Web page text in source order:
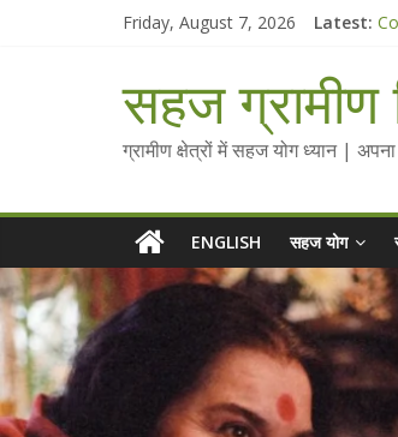
Friday, August 7, 2026 Latest:
सहज ग्रामीण
ग्रामीण क्षेत्रों में सहज योग ध्यान |
ENGLISH सहज योग